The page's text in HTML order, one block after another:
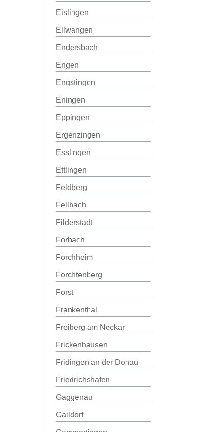
Eislingen
Ellwangen
Endersbach
Engen
Engstingen
Eningen
Eppingen
Ergenzingen
Esslingen
Ettlingen
Feldberg
Fellbach
Filderstadt
Forbach
Forchheim
Forchtenberg
Forst
Frankenthal
Freiberg am Neckar
Frickenhausen
Fridingen an der Donau
Friedrichshafen
Gaggenau
Gaildorf